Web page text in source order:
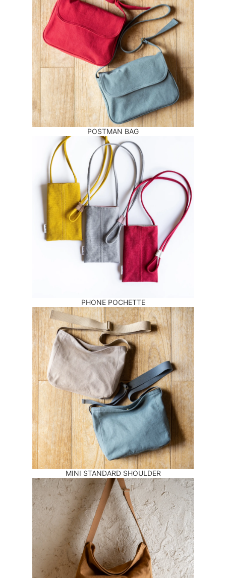
POSTMAN BAG
PHONE POCHETTE
MINI STANDARD SHOULDER